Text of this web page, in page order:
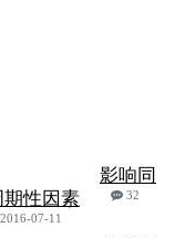
影响同
性因素
32
07-11